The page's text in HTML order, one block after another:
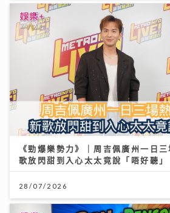
《勁爆樂勢力》｜周吉佩廣州一日
歌放閃甜到入心太太竟說「唔好聽」
28/07/2026